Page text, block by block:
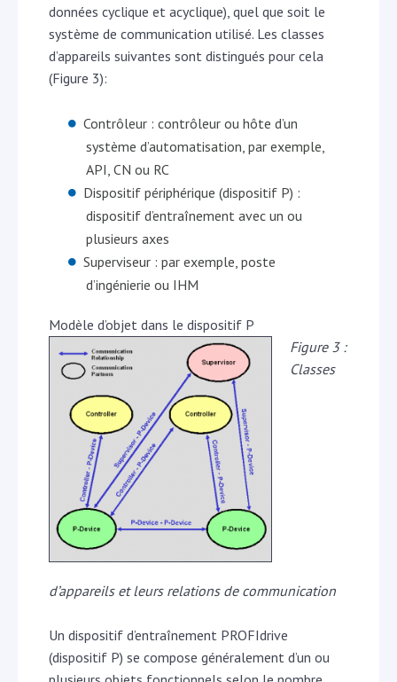
données cyclique et acyclique), quel que soit le
système de communication utilisé. Les classes
d’appareils suivantes sont distingués pour cela
(Figure 3):
Contrôleur : contrôleur ou hôte d’un
système d’automatisation, par exemple,
API, CN ou RC
Dispositif périphérique (dispositif P) :
dispositif d’entraînement avec un ou
plusieurs axes
Superviseur : par exemple, poste
d’ingénierie ou IHM
Modèle d’objet dans le dispositif P
Figure 3 :
Classes
d’appareils et leurs relations de communication
Un dispositif d’entraînement PROFIdrive
(dispositif P) se compose généralement d’un ou